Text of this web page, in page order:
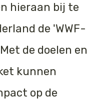
hieraan bij te
de 'WWF-
de doelen en
kunnen
op de